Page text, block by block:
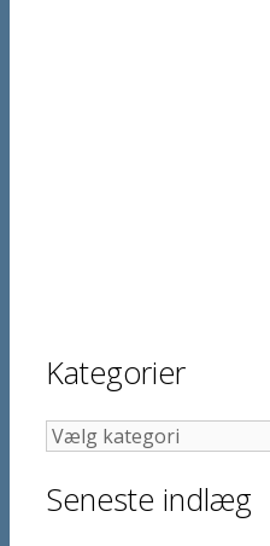
Kategorier
Kategorier
Seneste indlæg